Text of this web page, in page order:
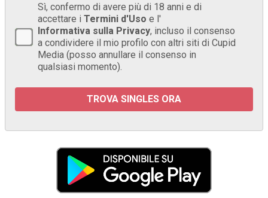
Sì, confermo di avere più di 18 anni e di
accettare i Termini d'Uso e l'
Informativa sulla Privacy, incluso il consenso
a condividere il mio profilo con altri siti di Cupid
Media (posso annullare il consenso in
qualsiasi momento).